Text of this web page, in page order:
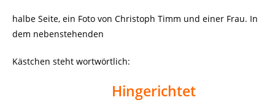
halbe Seite, ein Foto von Christoph Timm und einer Frau. In
dem nebenstehenden
Kästchen steht wortwörtlich:
Hingerichtet